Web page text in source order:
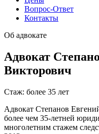
Вопрос-Ответ
Контакты
Об адвокате
Адвокат
Викторович
Стаж: более 35 лет
Адвокат Степанов
более чем 35-летней
многолетним стажем